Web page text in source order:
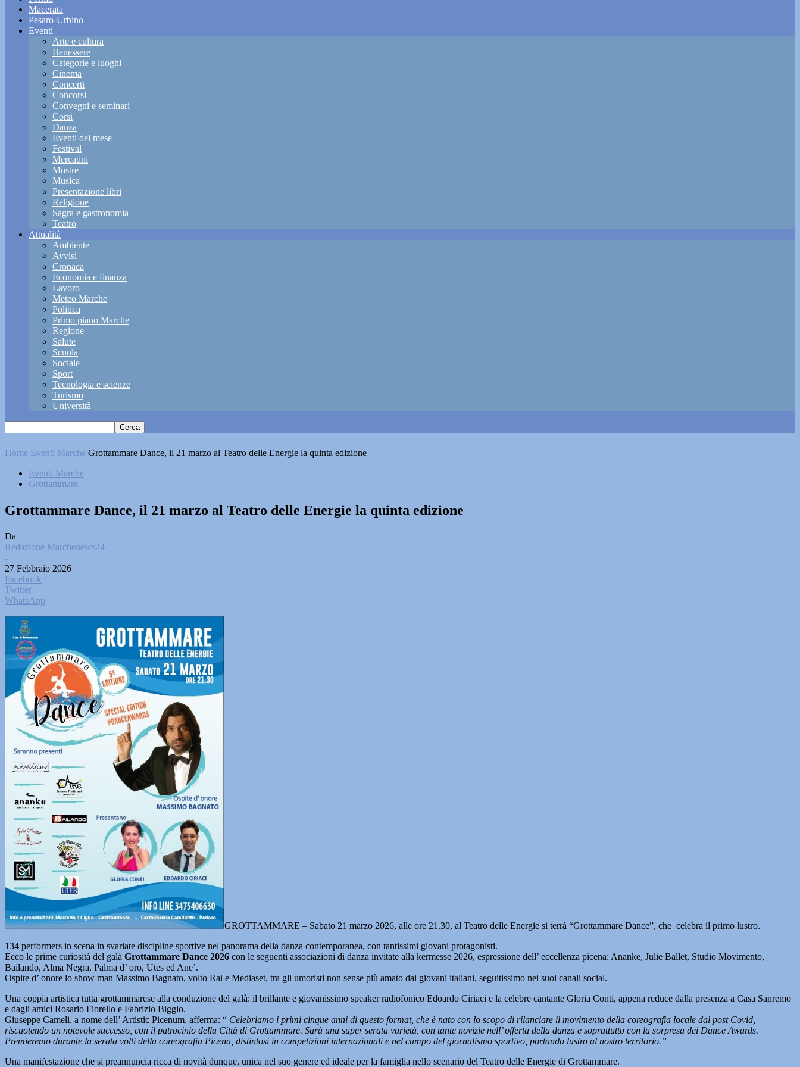
Macerata
Pesaro-Urbino
Eventi
Arte e cultura
Benessere
Categorie e luoghi
Cinema
Concerti
Concorsi
Convegni e seminari
Corsi
Danza
Eventi del mese
Festival
Mercatini
Mostre
Musica
Presentazione libri
Religione
Sagra e gastronomia
Teatro
Attualità
Ambiente
Avvisi
Cronaca
Economia e finanza
Lavoro
Meteo Marche
Politica
Primo piano Marche
Regione
Salute
Scuola
Sociale
Sport
Tecnologia e scienze
Turismo
Università
Home Eventi Marche Grottammare Dance, il 21 marzo al Teatro delle Energie la quinta edizione
Eventi Marche
Grottammare
Grottammare Dance, il 21 marzo al Teatro delle Energie la quinta edizione
Da
Redazione Marchenews24
-
27 Febbraio 2026
Facebook
Twitter
WhatsApp
GROTTAMMARE – Sabato 21 marzo 2026, alle ore 21.30, al Teatro delle Energie si terrà “Grottammare Dance”, che celebra il primo lustro.
134 performers in scena in svariate discipline sportive nel panorama della danza contemporanea, con tantissimi giovani protagonisti.
Ecco le prime curiosità del galà Grottammare Dance 2026 con le seguenti associazioni di danza invitate alla kermesse 2026, espressione dell’ eccellenza picena: Ananke, Julie Ballet, Studio Movimento,
Bailando, Alma Negra, Palma d’ oro, Utes ed Ane’.
Ospite d’ onore lo show man Massimo Bagnato, volto Rai e Mediaset, tra gli umoristi non sense più amato dai giovani italiani, seguitissimo nei suoi canali social.
Una coppia artistica tutta grottammarese alla conduzione del galà: il brillante e giovanissimo speaker radiofonico Edoardo Ciriaci e la celebre cantante Gloria Conti, appena reduce dalla presenza a Casa Sanremo
e dagli amici Rosario Fiorello e Fabrizio Biggio.
Giuseppe Cameli, a nome dell’ Artistic Picenum, afferma: “ Celebriamo i primi cinque anni di questo format, che è nato con lo scopo di rilanciare il movimento della coreografia locale dal post Covid,
riscuotendo un notevole successo, con il patrocinio della Città di Grottammare. Sarà una super serata varietà, con tante novizie nell’ offerta della danza e soprattutto con la sorpresa dei Dance Awards.
Premieremo durante la serata volti della coreografia Picena, distintosi in competizioni internazionali e nel campo del giornalismo sportivo, portando lustro al nostro territorio.”
Una manifestazione che si preannuncia ricca di novità dunque, unica nel suo genere ed ideale per la famiglia nello scenario del Teatro delle Energie di Grottammare.